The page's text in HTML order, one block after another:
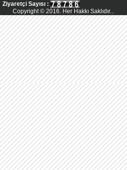
Ziyaretçi Sayısı :
Copyright © 2016. Her Hakkı Saklıdır...